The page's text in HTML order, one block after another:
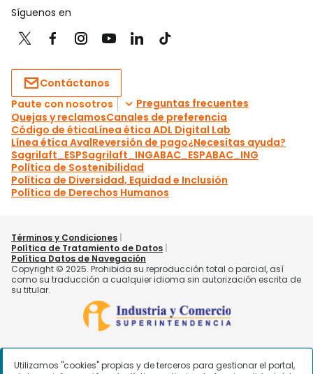
Utilizamos "cookies" propias y de terceros para gestionar el portal,